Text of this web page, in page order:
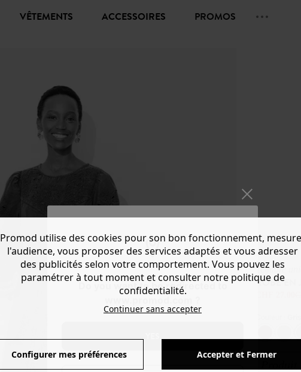
Do you want to be redirected to
VÊTEMENTS ACCESSOIRES PROMOS
Teinture
ROBE EN
Promod utilise des cookies pour son bon fonctionnement,
l'audience, vous proposer des services adaptés et vous adresser
des publicités selon votre comportement. Vous pouvez les
paramétrer à tout moment et consulter notre politique de
confidentialité.
Continuer sans accepter
Configurer mes préférences Accepter et Fermer